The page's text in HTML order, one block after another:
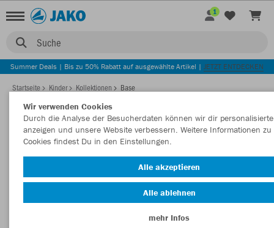
Suche
1
Summer Deals | Bis zu 50% Rabatt auf ausgewählte Artikel | JETZT ENTDECKEN
Startseite Kinder Kollektionen Base
BASE KINDER
Polos 7 T-Shirts 7 Sweats 6 Trainingsjacken 6 Shorts 3
Wir verwenden Cookies
Durch die Analyse der Besucherdaten können wir dir
anzeigen und unsere Website verbessern. Weitere Informationen zu
Cookies findest Du in den Einstellungen.
Alle akzeptieren
Alle ablehnen
mehr Infos